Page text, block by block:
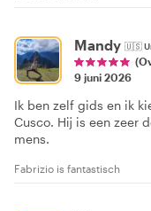
Mandy 🇺🇸
9 juni 2026
Ik ben zelf gids en ik
Cusco. Hij is een zeer
mens.
Fabrizio is fantastisch